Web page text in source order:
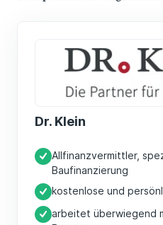
Dr. Klein
Allfinanzvermittler,
Baufinanzierung
kostenlose und
arbeitet überwiegend